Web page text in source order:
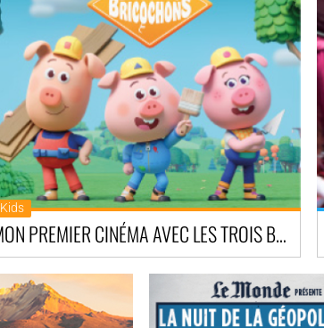
Kids
MON PREMIER CINÉMA AVEC LES TROIS BRICOCHONS